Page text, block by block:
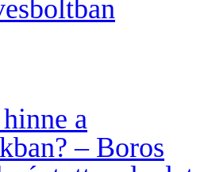
a
– Boros